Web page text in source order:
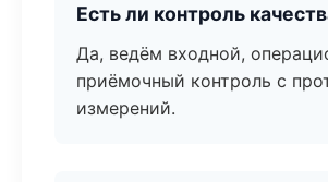
Есть ли контроль
Да, ведём входной,
приёмочный контроль с
измерений.